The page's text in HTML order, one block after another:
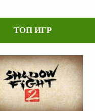
ТОП ИГР